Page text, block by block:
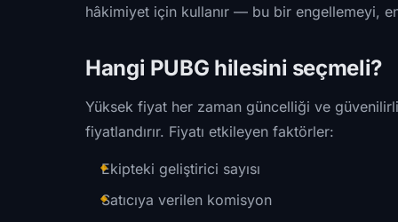
hâkimiyet için kullanır — bu bir engellemeyi,
Hangi PUBG hilesini seçmeli?
Yüksek fiyat her zaman güncelliği ve
fiyatlandırır. Fiyatı etkileyen faktörler:
Ekipteki geliştirici sayısı
Satıcıya verilen komisyon